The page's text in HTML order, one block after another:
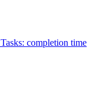
Tasks: completion time